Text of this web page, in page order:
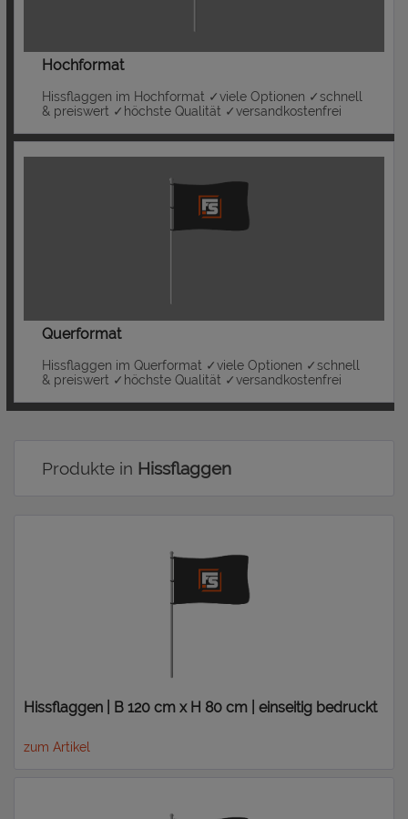
Hochformat
Hissflaggen im Hochformat ✓viele Optionen ✓schnell
& preiswert ✓höchste Qualität ✓versandkostenfrei
Querformat
Hissflaggen im Querformat ✓viele Optionen ✓schnell
& preiswert ✓höchste Qualität ✓versandkostenfrei
Produkte in Hissflaggen
Hissflaggen | B 120 cm x H 80 cm | einseitig bedruckt
zum Artikel